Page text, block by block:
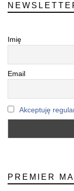
Imię
Email
Akceptuję
PREMIER